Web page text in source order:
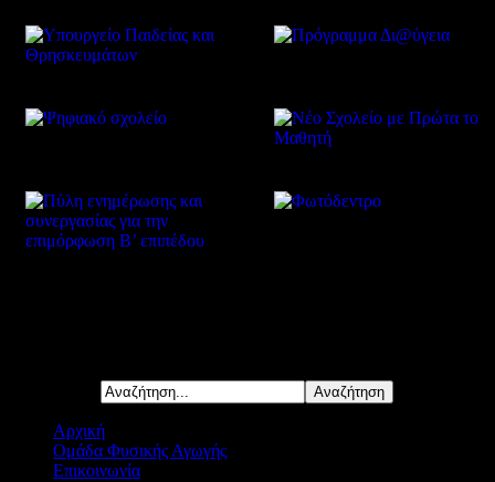
Αρχική
Ομάδα Φυσικής Αγωγής
Επικοινωνία